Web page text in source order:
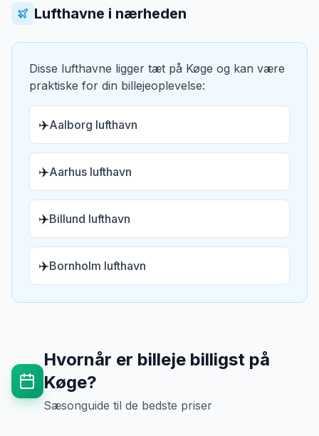
Lufthavne i nærheden
Disse lufthavne ligger tæt på Køge og kan være
praktiske for din billejeoplevelse:
✈️Aalborg lufthavn
✈️Aarhus lufthavn
✈️Billund lufthavn
✈️Bornholm lufthavn
Hvornår er billeje billigst på
Køge?
Sæsonguide til de bedste priser